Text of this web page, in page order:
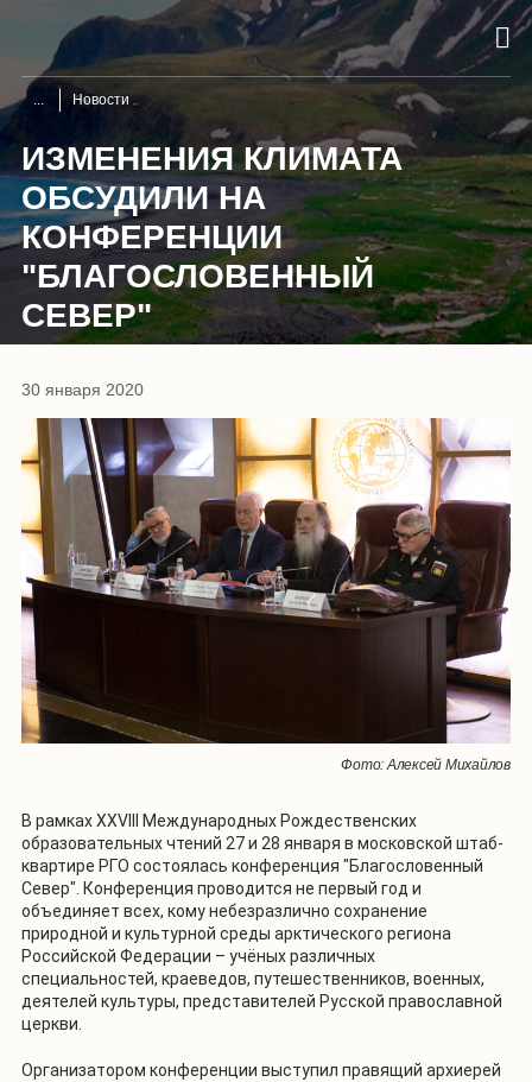
Новости
ИЗМЕНЕНИЯ КЛИМАТА
ОБСУДИЛИ НА
КОНФЕРЕНЦИИ
"БЛАГОСЛОВЕННЫЙ
СЕВЕР"
30 января 2020
Фото: Алексей Михайлов
В рамках XXVIII Международных Рождественских
образовательных чтений 27 и 28 января в московской штаб-
квартире РГО состоялась конференция "Благословенный
Север". Конференция проводится не первый год и
объединяет всех, кому небезразлично сохранение
природной и культурной среды арктического региона
Российской Федерации – учёных различных
специальностей, краеведов, путешественников, военных,
деятелей культуры, представителей Русской православной
церкви.
Организатором конференции выступил правящий архиерей